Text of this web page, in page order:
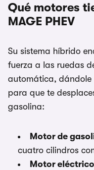
Qué motores
MAGE PHEV
Su sistema híbrido
fuerza a las ruedas
automática,
para que te
gasolina:
Motor de
cuatro cilindros
Motor